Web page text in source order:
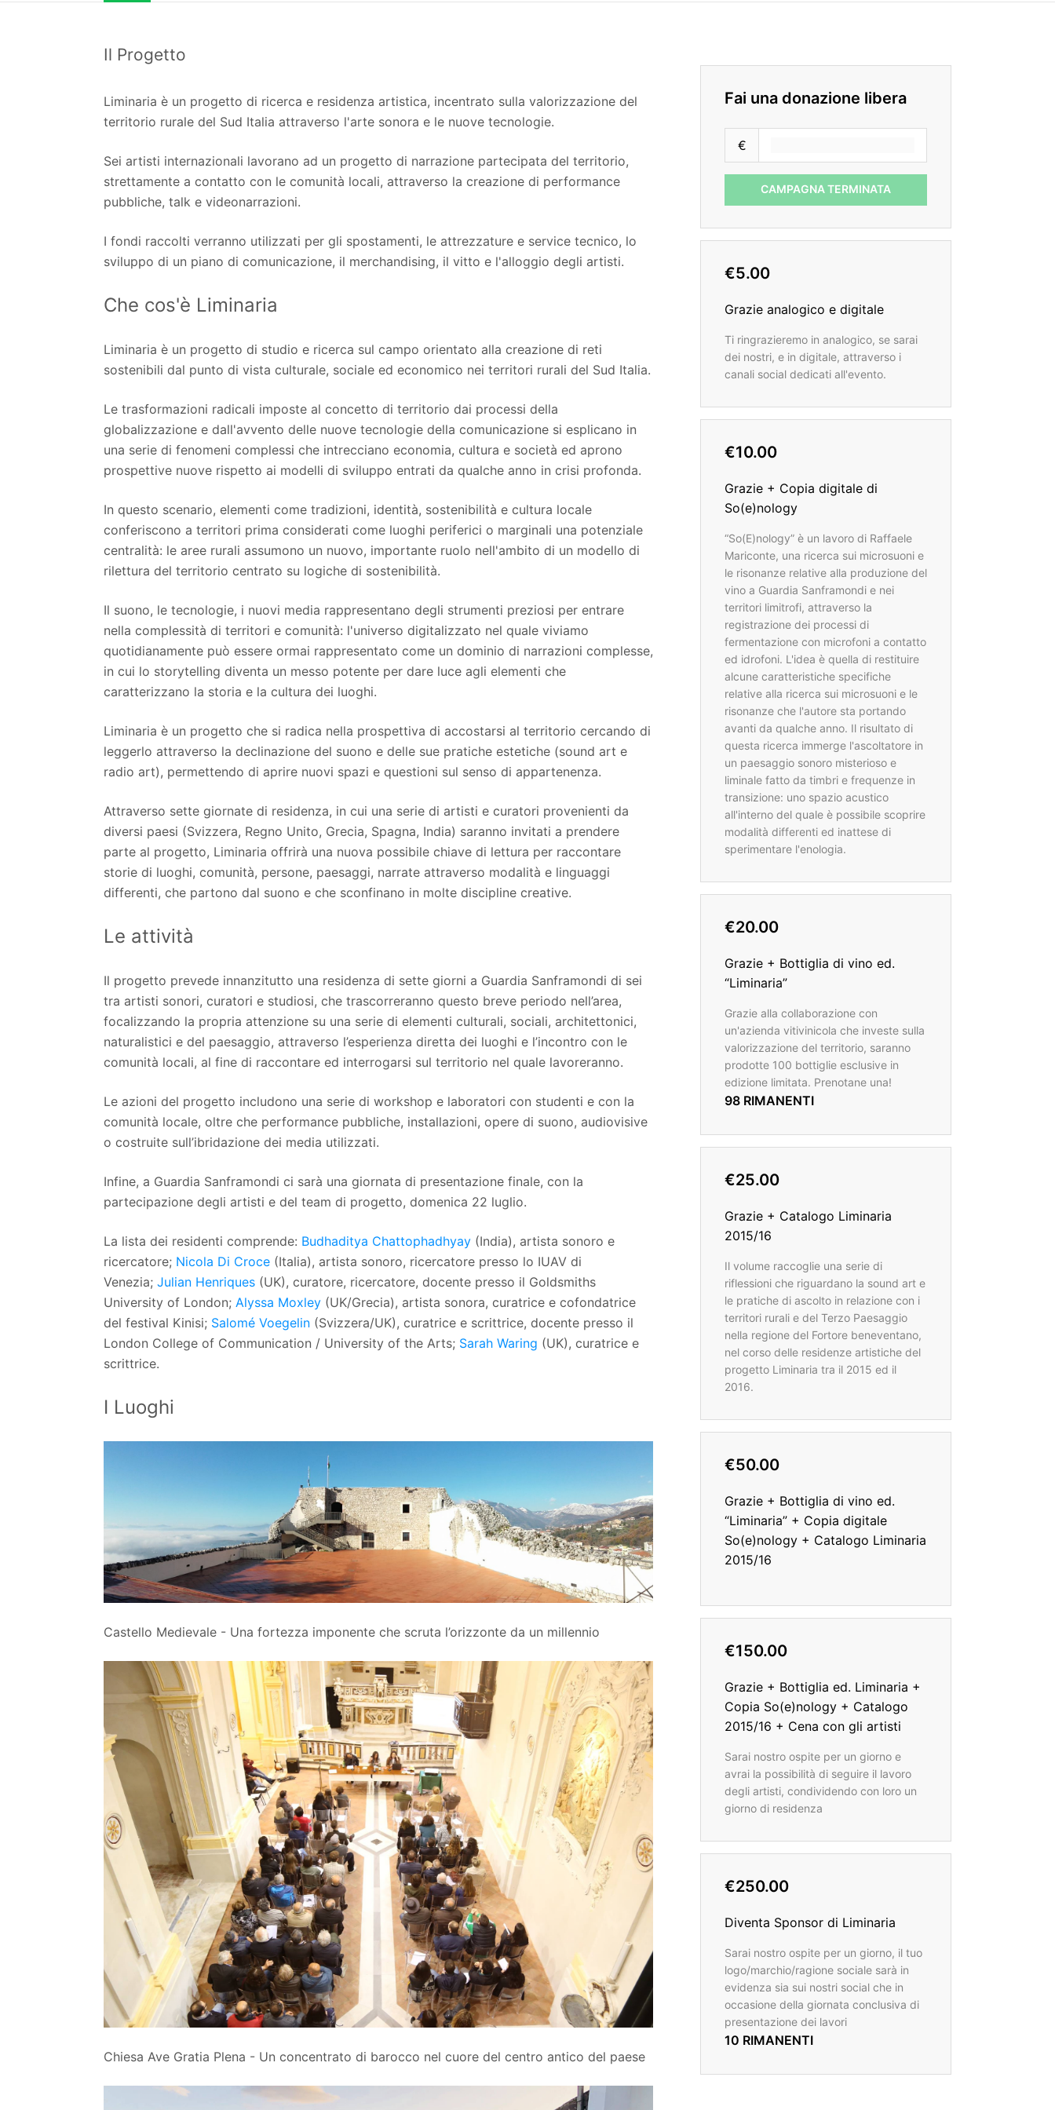
Il Progetto
Liminaria è un progetto di ricerca e residenza artistica, incentrato sulla valorizzazione del
territorio rurale del Sud Italia attraverso l'arte sonora e le nuove tecnologie.
Sei artisti internazionali lavorano ad un progetto di narrazione partecipata del territorio,
strettamente a contatto con le comunità locali, attraverso la creazione di performance
pubbliche, talk e videonarrazioni.
I fondi raccolti verranno utilizzati per gli spostamenti, le attrezzature e service tecnico, lo
sviluppo di un piano di comunicazione, il merchandising, il vitto e l'alloggio degli artisti.
Che cos'è Liminaria
Liminaria è un progetto di studio e ricerca sul campo orientato alla creazione di reti
sostenibili dal punto di vista culturale, sociale ed economico nei territori rurali del Sud Italia.
Le trasformazioni radicali imposte al concetto di territorio dai processi della
globalizzazione e dall'avvento delle nuove tecnologie della comunicazione si esplicano in
una serie di fenomeni complessi che intrecciano economia, cultura e società ed aprono
prospettive nuove rispetto ai modelli di sviluppo entrati da qualche anno in crisi profonda.
In questo scenario, elementi come tradizioni, identità, sostenibilità e cultura locale
conferiscono a territori prima considerati come luoghi periferici o marginali una potenziale
centralità: le aree rurali assumono un nuovo, importante ruolo nell'ambito di un modello di
rilettura del territorio centrato su logiche di sostenibilità.
Il suono, le tecnologie, i nuovi media rappresentano degli strumenti preziosi per entrare
nella complessità di territori e comunità: l'universo digitalizzato nel quale viviamo
quotidianamente può essere ormai rappresentato come un dominio di narrazioni complesse,
in cui lo storytelling diventa un messo potente per dare luce agli elementi che
caratterizzano la storia e la cultura dei luoghi.
Liminaria è un progetto che si radica nella prospettiva di accostarsi al territorio cercando di
leggerlo attraverso la declinazione del suono e delle sue pratiche estetiche (sound art e
radio art), permettendo di aprire nuovi spazi e questioni sul senso di appartenenza.
Attraverso sette giornate di residenza, in cui una serie di artisti e curatori provenienti da
diversi paesi (Svizzera, Regno Unito, Grecia, Spagna, India) saranno invitati a prendere
parte al progetto, Liminaria offrirà una nuova possibile chiave di lettura per raccontare
storie di luoghi, comunità, persone, paesaggi, narrate attraverso modalità e linguaggi
differenti, che partono dal suono e che sconfinano in molte discipline creative.
Le attività
Il progetto prevede innanzitutto una residenza di sette giorni a Guardia Sanframondi di sei
tra artisti sonori, curatori e studiosi, che trascorreranno questo breve periodo nell’area,
focalizzando la propria attenzione su una serie di elementi culturali, sociali, architettonici,
naturalistici e del paesaggio, attraverso l’esperienza diretta dei luoghi e l’incontro con le
comunità locali, al fine di raccontare ed interrogarsi sul territorio nel quale lavoreranno.
Le azioni del progetto includono una serie di workshop e laboratori con studenti e con la
comunità locale, oltre che performance pubbliche, installazioni, opere di suono, audiovisive
o costruite sull’ibridazione dei media utilizzati.
Infine, a Guardia Sanframondi ci sarà una giornata di presentazione finale, con la
partecipazione degli artisti e del team di progetto, domenica 22 luglio.
La lista dei residenti comprende: Budhaditya Chattophadhyay (India), artista sonoro e
ricercatore; Nicola Di Croce (Italia), artista sonoro, ricercatore presso lo IUAV di
Venezia; Julian Henriques (UK), curatore, ricercatore, docente presso il Goldsmiths
University of London; Alyssa Moxley (UK/Grecia), artista sonora, curatrice e cofondatrice
del festival Kinisi; Salomé Voegelin (Svizzera/UK), curatrice e scrittrice, docente presso il
London College of Communication / University of the Arts; Sarah Waring (UK), curatrice e
scrittrice.
I Luoghi
Castello Medievale - Una fortezza imponente che scruta l’orizzonte da un millennio
Chiesa Ave Gratia Plena - Un concentrato di barocco nel cuore del centro antico del paese
Fai una donazione libera
€
CAMPAGNA TERMINATA
€5.00
Grazie analogico e digitale
Ti ringrazieremo in analogico, se sarai
dei nostri, e in digitale, attraverso i
canali social dedicati all'evento.
€10.00
Grazie + Copia digitale di
So(e)nology
“So(E)nology” è un lavoro di Raffaele
Mariconte, una ricerca sui microsuoni e
le risonanze relative alla produzione del
vino a Guardia Sanframondi e nei
territori limitrofi, attraverso la
registrazione dei processi di
fermentazione con microfoni a contatto
ed idrofoni. L'idea è quella di restituire
alcune caratteristiche specifiche
relative alla ricerca sui microsuoni e le
risonanze che l'autore sta portando
avanti da qualche anno. Il risultato di
questa ricerca immerge l'ascoltatore in
un paesaggio sonoro misterioso e
liminale fatto da timbri e frequenze in
transizione: uno spazio acustico
all'interno del quale è possibile scoprire
modalità differenti ed inattese di
sperimentare l'enologia.
€20.00
Grazie + Bottiglia di vino ed.
“Liminaria”
Grazie alla collaborazione con
un'azienda vitivinicola che investe sulla
valorizzazione del territorio, saranno
prodotte 100 bottiglie esclusive in
edizione limitata. Prenotane una!
98 RIMANENTI
€25.00
Grazie + Catalogo Liminaria
2015/16
Il volume raccoglie una serie di
riflessioni che riguardano la sound art e
le pratiche di ascolto in relazione con i
territori rurali e del Terzo Paesaggio
nella regione del Fortore beneventano,
nel corso delle residenze artistiche del
progetto Liminaria tra il 2015 ed il
2016.
€50.00
Grazie + Bottiglia di vino ed.
“Liminaria” + Copia digitale
So(e)nology + Catalogo Liminaria
2015/16
€150.00
Grazie + Bottiglia ed. Liminaria +
Copia So(e)nology + Catalogo
2015/16 + Cena con gli artisti
Sarai nostro ospite per un giorno e
avrai la possibilità di seguire il lavoro
degli artisti, condividendo con loro un
giorno di residenza
€250.00
Diventa Sponsor di Liminaria
Sarai nostro ospite per un giorno, il tuo
logo/marchio/ragione sociale sarà in
evidenza sia sui nostri social che in
occasione della giornata conclusiva di
presentazione dei lavori
10 RIMANENTI